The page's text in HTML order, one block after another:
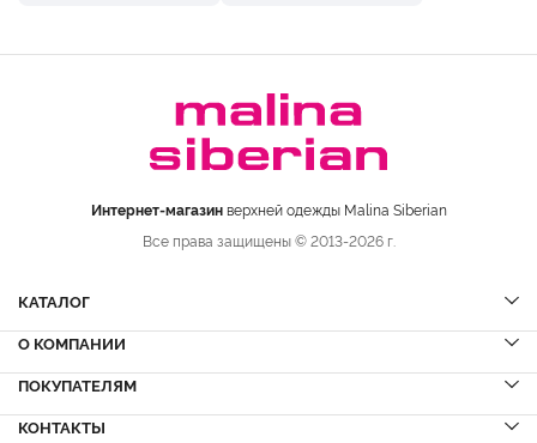
Интернет-магазинверхней одежды Malina Siberian
Все права защищены © 2013-2026 г.
КАТАЛОГ
Шубы
Шубы из норки
Дубленки
О КОМПАНИИ
Вопрос-ответ
Сервисный центр
ПОКУПАТЕЛЯМ
Акции
КОНТАКТЫ